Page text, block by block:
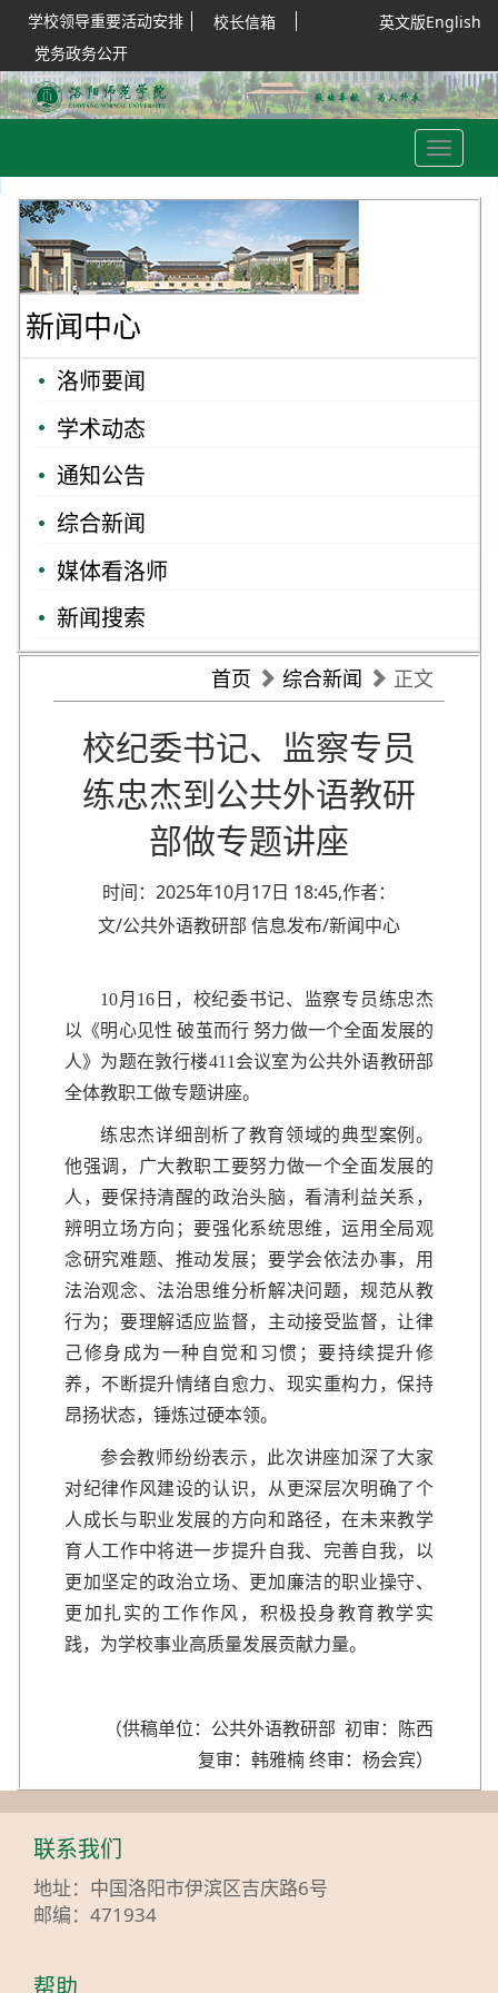
学校领导重要活动安排
校长信箱
党务政务公开
英文版English
Toggle
navigation
新闻中心
洛师要闻
学术动态
通知公告
综合新闻
媒体看洛师
新闻搜索
首页 综合新闻 正文
校纪委书记、监察专员
练忠杰到公共外语教研
部做专题讲座
时间：2025年10月17日 18:45,作者：
文/公共外语教研部 信息发布/新闻中心
10月16日，校纪委书记、监察专员练忠杰
以《明心见性 破茧而行 努力做一个全面发展的
人》为题在敦行楼411会议室为公共外语教研部
全体教职工做专题讲座。
练忠杰详细剖析了教育领域的典型案例。
他强调，广大教职工要努力做一个全面发展的
人，要保持清醒的政治头脑，看清利益关系，
辨明立场方向；要强化系统思维，运用全局观
念研究难题、推动发展；要学会依法办事，用
法治观念、法治思维分析解决问题，规范从教
行为；要理解适应监督，主动接受监督，让律
己修身成为一种自觉和习惯；要持续提升修
养，不断提升情绪自愈力、现实重构力，保持
昂扬状态，锤炼过硬本领。
参会教师纷纷表示，此次讲座加深了大家
对纪律作风建设的认识，从更深层次明确了个
人成长与职业发展的方向和路径，在未来教学
育人工作中将进一步提升自我、完善自我，以
更加坚定的政治立场、更加廉洁的职业操守、
更加扎实的工作作风，积极投身教育教学实
践，为学校事业高质量发展贡献力量。
（供稿单位：公共外语教研部 初审：陈西
复审：韩雅楠 终审：杨会宾）
联系我们
地址：中国洛阳市伊滨区吉庆路6号
邮编：471934
帮助